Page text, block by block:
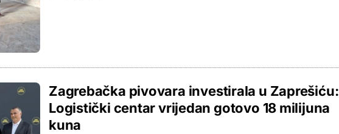
Zagrebačka pivovara investirala u Zaprešiću:
Logistički centar vrijedan gotovo 18 milijuna
kuna